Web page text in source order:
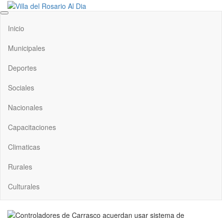
Saltar
al
contenido
Villa del Rosario Al Dia
Noticias de la villa
Inicio
Municipales
Deportes
Sociales
Nacionales
Capacitaciones
Climaticas
Rurales
Culturales